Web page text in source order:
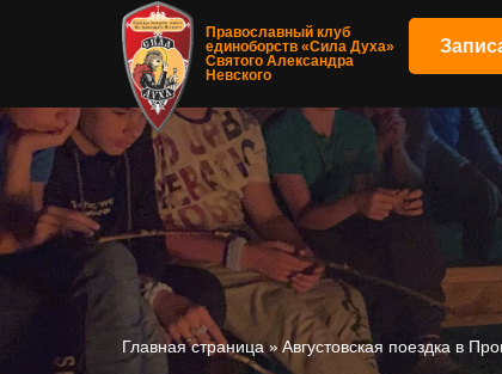
содержимому
Православный клуб
единоборств «Сила Духа»
Святого Александра
Невского
Главная страница» Августовская поездка в